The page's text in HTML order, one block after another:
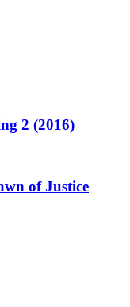
2 (2016)
of Justice